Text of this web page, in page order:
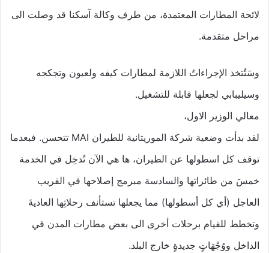
لائحة المطارات المعتمدة، من طرف وكالة آسكنا قد وصلت الى
مراحل متقدمة.
وسَتُتخذ الإجراءاتُ اللازمة لمطارات كيفه ولعيون وتجكجه
وسيليبابي لجعلها قابلة للتشغيل.
معالي الوزير الاول،
لقد بدأت وضعية شركة الموريتانية للطيران MAI تتحسن. فبعدما
توقف كل اسطولها عن الطيران، ها هي الآن تُدخِل في الخدمة
خمسَ من طائراتها والسادسة مبرمج إصلاحها في القريب
العاجل (أي كل أسطولها) مما يجعلها تستأنف رحلاتِها العاديةَ
وتخطط للقيام برحلات أخرى الى بعض مطارات المدن في
الداخل ووُجْهَاتٍ جديدةٍ خارج البلد.